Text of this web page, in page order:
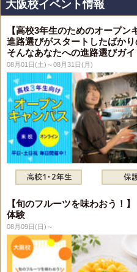
大阪校イベント情報
【高校3年生のためのオープン
進路選びがスタートしたばかり
そんなあなたへの進路選びガイ
08月01日(土)～08月31日(月)
【旬のフルーツを味わおう！
体験
08月09日(日)～